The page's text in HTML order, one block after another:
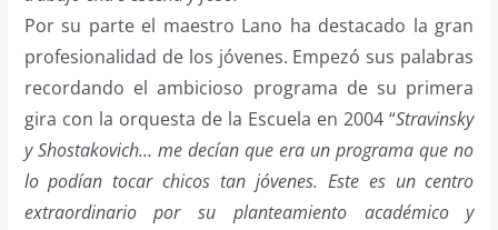
Por su parte el maestro Lano ha destacado la gran
profesionalidad de los jóvenes. Empezó sus palabras
recordando el ambicioso programa de su primera
gira con la orquesta de la Escuela en 2004 “Stravinsky
y Shostakovich… me decían que era un programa que no
lo podían tocar chicos tan jóvenes. Este es un centro
extraordinario por su planteamiento académico y